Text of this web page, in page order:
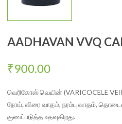
AADHAVAN VVQ
₹900.00
வெரிகோஸ் வெயின் (VARICOCELE VEIN)
நோய், விரை வாதம், நரம்பு வாதம்,
குணப்படுத்த உதவுகிறது.